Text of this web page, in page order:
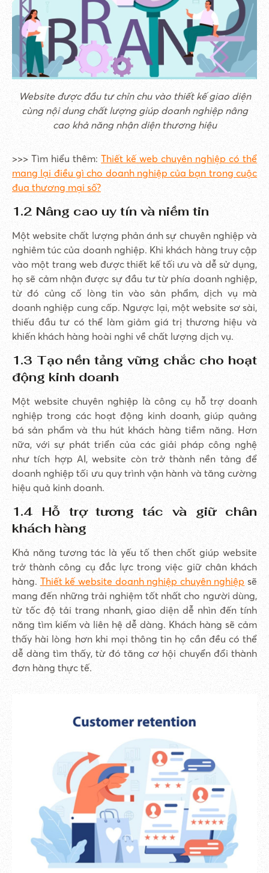
Website được đầu tư chỉn chu vào thiết kế giao diện
cùng nội dung chất lượng giúp doanh nghiệp nâng
cao khả năng nhận diện thương hiệu
>>> Tìm hiểu thêm: Thiết kế web chuyên nghiệp có thể
mang lại điều gì cho doanh nghiệp của bạn trong cuộc
đua thương mại số?
1.2 Nâng cao uy tín và niềm tin
Một website chất lượng phản ánh sự chuyên nghiệp và
nghiêm túc của doanh nghiệp. Khi khách hàng truy cập
vào một trang web được thiết kế tối ưu và dễ sử dụng,
họ sẽ cảm nhận được sự đầu tư từ phía doanh nghiệp,
từ đó củng cố lòng tin vào sản phẩm, dịch vụ mà
doanh nghiệp cung cấp. Ngược lại, một website sơ sài,
thiếu đầu tư có thể làm giảm giá trị thương hiệu và
khiến khách hàng hoài nghi về chất lượng dịch vụ.
1.3 Tạo nền tảng vững chắc cho hoạt
động kinh doanh
Một website chuyên nghiệp là công cụ hỗ trợ doanh
nghiệp trong các hoạt động kinh doanh, giúp quảng
bá sản phẩm và thu hút khách hàng tiềm năng. Hơn
nữa, với sự phát triển của các giải pháp công nghệ
như tích hợp AI, website còn trở thành nền tảng để
doanh nghiệp tối ưu quy trình vận hành và tăng cường
hiệu quả kinh doanh.
1.4 Hỗ trợ tương tác và giữ chân
khách hàng
Khả năng tương tác là yếu tố then chốt giúp website
trở thành công cụ đắc lực trong việc giữ chân khách
hàng. Thiết kế website doanh nghiệp chuyên nghiệp sẽ
mang đến những trải nghiệm tốt nhất cho người dùng,
từ tốc độ tải trang nhanh, giao diện dễ nhìn đến tính
năng tìm kiếm và liên hệ dễ dàng. Khách hàng sẽ cảm
thấy hài lòng hơn khi mọi thông tin họ cần đều có thể
dễ dàng tìm thấy, từ đó tăng cơ hội chuyển đổi thành
đơn hàng thực tế.